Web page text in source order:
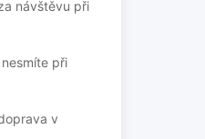
návštěvu při
při
v